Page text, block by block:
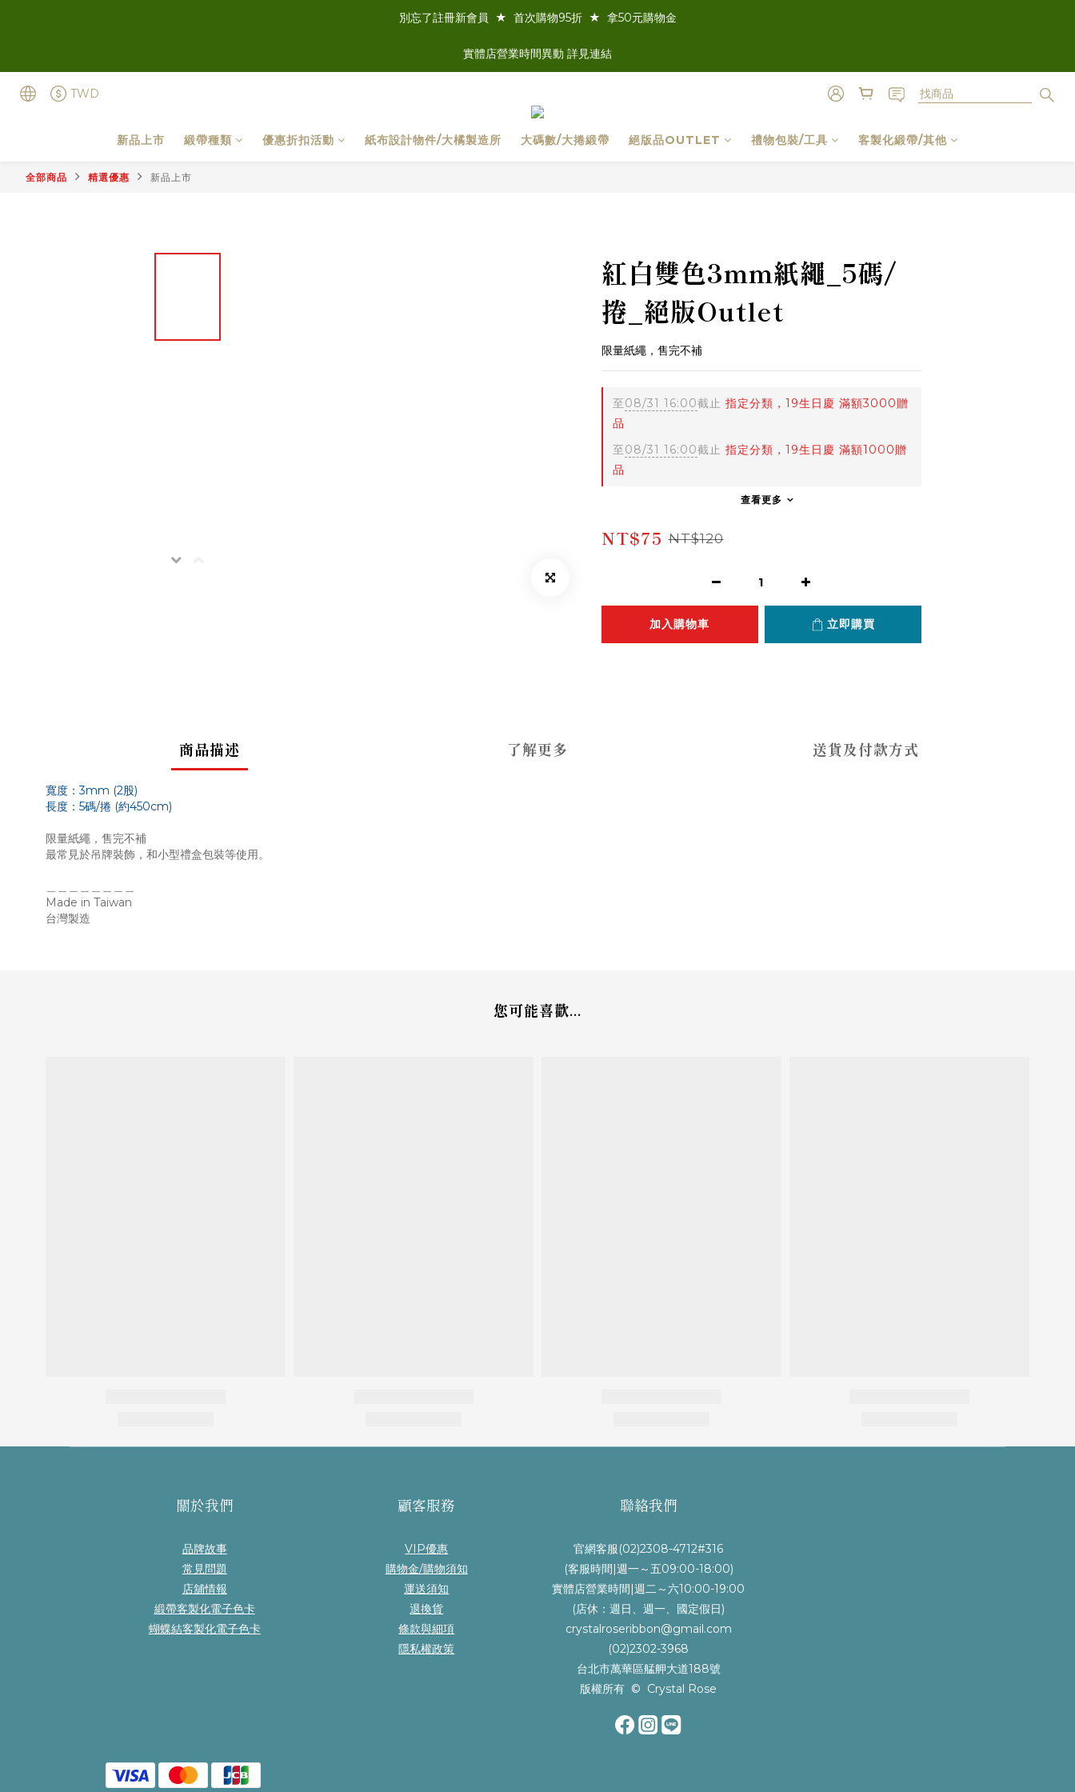
別忘了註冊新會員  ★  首次購物95折  ★  拿50元購物金
實體店營業時間異動 詳見連結
TWD
新品上市 緞帶種類 優惠折扣活動 紙布設計物件/大橘製造所 大碼數/大捲緞帶 絕版品OUTLET 禮物包裝/工具 客製化緞帶/其他
全部商品 精選優惠 新品上市
紅白雙色3mm紙繩_5碼/
捲_絕版Outlet
限量紙繩，售完不補
至08/31 16:00截止 指定分類，19生日慶 滿額3000贈
品
至08/31 16:00截止 指定分類，19生日慶 滿額1000贈
品
查看更多
NT$75 NT$120
加入購物車 立即購買
商品描述 了解更多 送貨及付款方式
寬度：3mm (2股)
長度：5碼/捲 (約450cm)
限量紙繩，售完不補
最常見於吊牌裝飾，和小型禮盒包裝等使用。
Made in Taiwan
台灣製造
您可能喜歡...
關於我們
品牌故事
常見問題
店舖情報
緞帶客製化電子色卡
蝴蝶結客製化電子色卡
顧客服務
VIP優惠
購物金/購物須知
運送須知
退換貨
條款與細項
隱私權政策
聯絡我們
官網客服(02)2308-4712#316
(客服時間|週一～五09:00-18:00)
實體店營業時間|週二～六10:00-19:00
(店休：週日、週一、國定假日)
crystalroseribbon@gmail.com
(02)2302-3968
台北市萬華區艋舺大道188號
版權所有 © Crystal Rose